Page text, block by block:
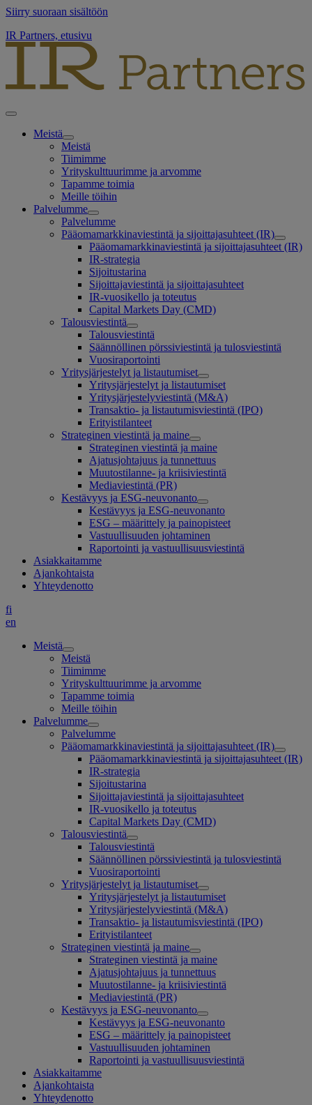
Siirry suoraan sisältöön
IR Partners, etusivu
Meistä
Meistä
Tiimimme
Yrityskulttuurimme ja arvomme
Tapamme toimia
Meille töihin
Palvelumme
Palvelumme
Pääomamarkkinaviestintä ja sijoittajasuhteet (IR)
Pääomamarkkinaviestintä ja sijoittajasuhteet (IR)
IR-strategia
Sijoitustarina
Sijoittajaviestintä ja sijoittajasuhteet
IR-vuosikello ja toteutus
Capital Markets Day (CMD)
Talousviestintä
Talousviestintä
Säännöllinen pörssiviestintä ja tulosviestintä
Vuosiraportointi
Yritysjärjestelyt ja listautumiset
Yritysjärjestelyt ja listautumiset
Yritysjärjestelyviestintä (M&A)
Transaktio- ja listautumisviestintä (IPO)
Erityistilanteet
Strateginen viestintä ja maine
Strateginen viestintä ja maine
Ajatusjohtajuus ja tunnettuus
Muutostilanne- ja kriisiviestintä
Mediaviestintä (PR)
Kestävyys ja ESG-neuvonanto
Kestävyys ja ESG-neuvonanto
ESG – määrittely ja painopisteet
Vastuullisuuden johtaminen
Raportointi ja vastuullisuusviestintä
Asiakkaitamme
Ajankohtaista
Yhteydenotto
fi
en
Meistä
Meistä
Tiimimme
Yrityskulttuurimme ja arvomme
Tapamme toimia
Meille töihin
Palvelumme
Palvelumme
Pääomamarkkinaviestintä ja sijoittajasuhteet (IR)
Pääomamarkkinaviestintä ja sijoittajasuhteet (IR)
IR-strategia
Sijoitustarina
Sijoittajaviestintä ja sijoittajasuhteet
IR-vuosikello ja toteutus
Capital Markets Day (CMD)
Talousviestintä
Talousviestintä
Säännöllinen pörssiviestintä ja tulosviestintä
Vuosiraportointi
Yritysjärjestelyt ja listautumiset
Yritysjärjestelyt ja listautumiset
Yritysjärjestelyviestintä (M&A)
Transaktio- ja listautumisviestintä (IPO)
Erityistilanteet
Strateginen viestintä ja maine
Strateginen viestintä ja maine
Ajatusjohtajuus ja tunnettuus
Muutostilanne- ja kriisiviestintä
Mediaviestintä (PR)
Kestävyys ja ESG-neuvonanto
Kestävyys ja ESG-neuvonanto
ESG – määrittely ja painopisteet
Vastuullisuuden johtaminen
Raportointi ja vastuullisuusviestintä
Asiakkaitamme
Ajankohtaista
Yhteydenotto